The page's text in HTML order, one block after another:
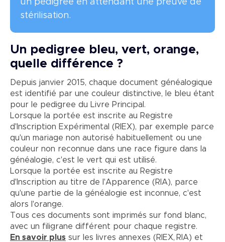
un pedigree en attendant une preuve de
stérilisation.
Un pedigree bleu, vert, orange,
quelle différence ?
Depuis janvier 2015, chaque document généalogique
est identifié par une couleur distinctive, le bleu étant
pour le pedigree du Livre Principal.
Lorsque la portée est inscrite au Registre
d'Inscription Expérimental (RIEX), par exemple parce
qu'un mariage non autorisé habituellement ou une
couleur non reconnue dans une race figure dans la
généalogie, c'est le vert qui est utilisé.
Lorsque la portée est inscrite au Registre
d'Inscription au titre de l'Apparence (RIA), parce
qu'une partie de la généalogie est inconnue, c'est
alors l'orange.
Tous ces documents sont imprimés sur fond blanc,
avec un filigrane différent pour chaque registre.
En savoir plus sur les livres annexes (RIEX, RIA) et